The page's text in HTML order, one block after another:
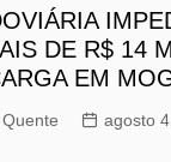
DE R$ 14
EM
agosto